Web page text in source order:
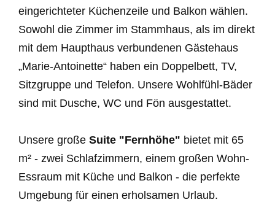
eingerichteter Küchenzeile und Balkon wählen.
Sowohl die Zimmer im Stammhaus, als im direkt
mit dem Haupthaus verbundenen Gästehaus
„Marie-Antoinette“ haben ein Doppelbett, TV,
Sitzgruppe und Telefon. Unsere Wohlfühl-Bäder
sind mit Dusche, WC und Fön ausgestattet.
Unsere große Suite "Fernhöhe" bietet mit 65
m² - zwei Schlafzimmern, einem großen Wohn-
Essraum mit Küche und Balkon - die perfekte
Umgebung für einen erholsamen Urlaub.